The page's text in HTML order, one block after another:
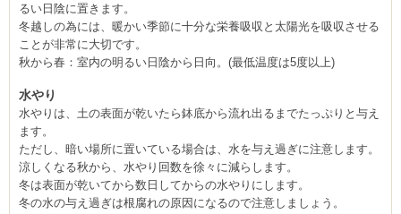
るい日陰に置きます。
冬越しの為には、暖かい季節に十分な栄養吸収と太陽光を吸収させる
ことが非常に大切です。
秋から春：室内の明るい日陰から日向。(最低温度は5度以上)
水やり
水やりは、土の表面が乾いたら鉢底から流れ出るまでたっぷりと与え
ます。
ただし、暗い場所に置いている場合は、水を与え過ぎに注意します。
涼しくなる秋から、水やり回数を徐々に減らします。
冬は表面が乾いてから数日してからの水やりにします。
冬の水の与え過ぎは根腐れの原因になるので注意しましょう。